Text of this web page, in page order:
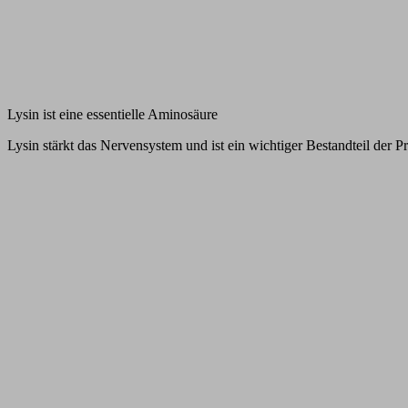
Lysin ist eine essentielle Aminosäure
Lysin stärkt das Nervensystem und ist ein wichtiger Bestandteil der